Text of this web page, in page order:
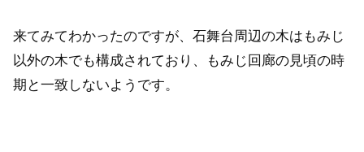
来てみてわかったのですが、石舞台周辺の木はもみじ
以外の木でも構成されており、もみじ回廊の見頃の時
期と一致しないようです。